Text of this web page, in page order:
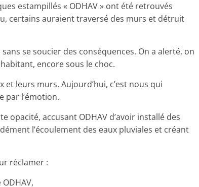
estampillés « ODHAV » ont été retrouvés
certains auraient traversé des murs et détruit
se soucier des conséquences. On a alerté, on
encore sous le choc.
leurs murs. Aujourd’hui, c’est nous qui
par l’émotion.
opacité, accusant ODHAV d’avoir installé des
l’écoulement des eaux pluviales et créant
réclamer :